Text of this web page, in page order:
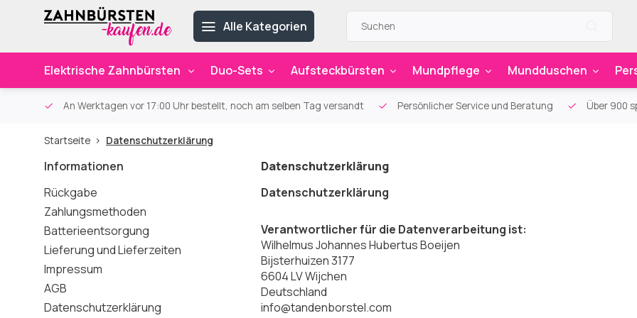
Alle Kategorien
Elektrische Zahnbürsten Duo-Sets Aufsteckbürsten Mundpflege Mundduschen
An Werktagen vor 17:00 Uhr bestellt, noch am selben Tag versandt Persönlicher Service und Beratung Über 900
Startseite Datenschutzerklärung
Informationen
Rückgabe
Zahlungsmethoden
Batterieentsorgung
Lieferung und Lieferzeiten
Impressum
AGB
Datenschutzerklärung
Datenschutzerklärung
Datenschutzerklärung
Verantwortlicher für die Datenverarbeitung ist:
Wilhelmus Johannes Hubertus Boeijen
Bijsterhuizen 3177
6604 LV Wijchen
Deutschland
info@tandenborstel.com